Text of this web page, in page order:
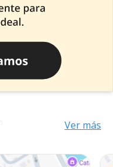
Ver más